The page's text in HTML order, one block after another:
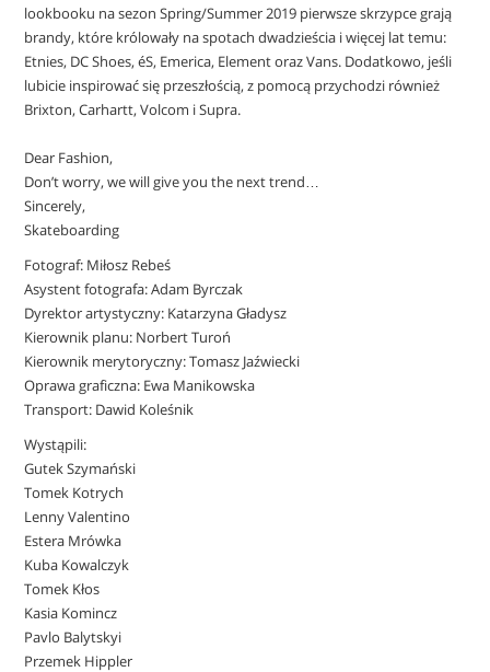
lookbooku na sezon Spring/Summer 2019 pierwsze skrzypce grają
brandy, które królowały na spotach dwadzieścia i więcej lat temu:
Etnies, DC Shoes, éS, Emerica, Element oraz Vans. Dodatkowo, jeśli
lubicie inspirować się przeszłością, z pomocą przychodzi również
Brixton, Carhartt, Volcom i Supra.
Dear Fashion,
Don’t worry, we will give you the next trend…
Sincerely,
Skateboarding
Fotograf: Miłosz Rebeś
Asystent fotografa: Adam Byrczak
Dyrektor artystyczny: Katarzyna Gładysz
Kierownik planu: Norbert Turoń
Kierownik merytoryczny:Tomasz Jaźwiecki
Oprawa graficzna: Ewa Manikowska
Transport: Dawid Koleśnik
Wystąpili:
Gutek Szymański
Tomek Kotrych
Lenny Valentino
Estera Mrówka
Kuba Kowalczyk
Tomek Kłos
Kasia Komincz
Pavlo Balytskyi
Przemek Hippler